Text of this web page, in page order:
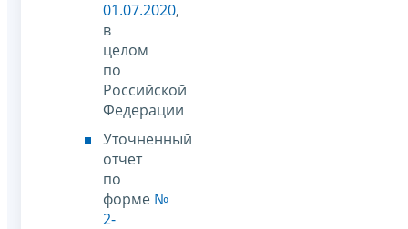
01.07.2020,
в
целом
по
Российской
Федерации
Уточненный
отчет
по
форме №
2-